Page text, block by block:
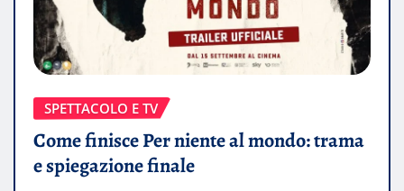
SPETTACOLO E TV
Come finisce Per niente al mondo: trama
e spiegazione finale